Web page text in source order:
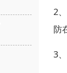
2
防
3